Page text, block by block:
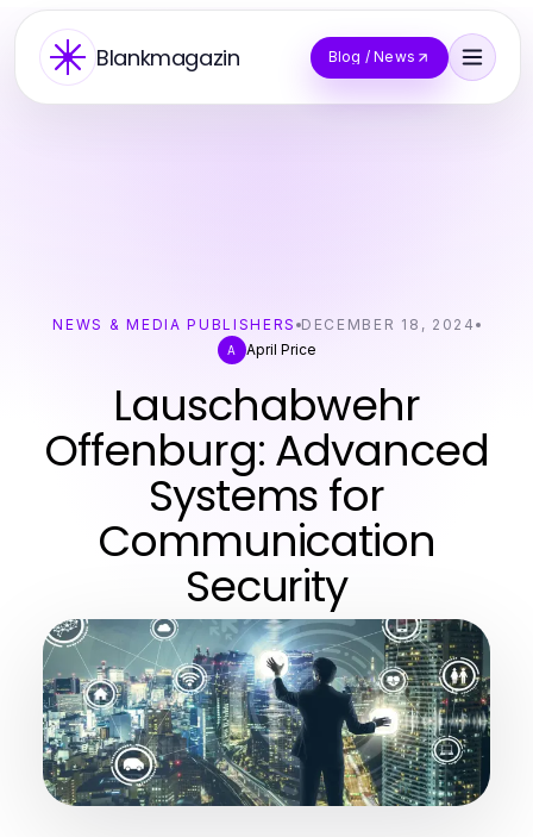
Blankmagazin Blog / News
NEWS & MEDIA PUBLISHERS DECEMBER 18, 2024
A April Price
Lauschabwehr
Offenburg: Advanced
Systems for
Communication
Security